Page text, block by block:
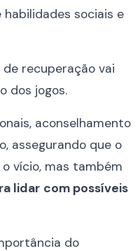
sociais e
recuperação vai
dos jogos.
aconselhamento
assegurando que o
vício, mas também
lidar com possíveis
do